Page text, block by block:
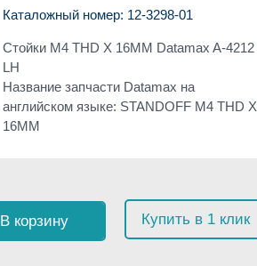
Каталожный номер: 12-3298-01
Стойки M4 THD X 16MM Datamax A-4212
LH
Название запчасти Datamax на
английском языке: STANDOFF M4 THD X
16MM
В корзину Купить в 1 клик